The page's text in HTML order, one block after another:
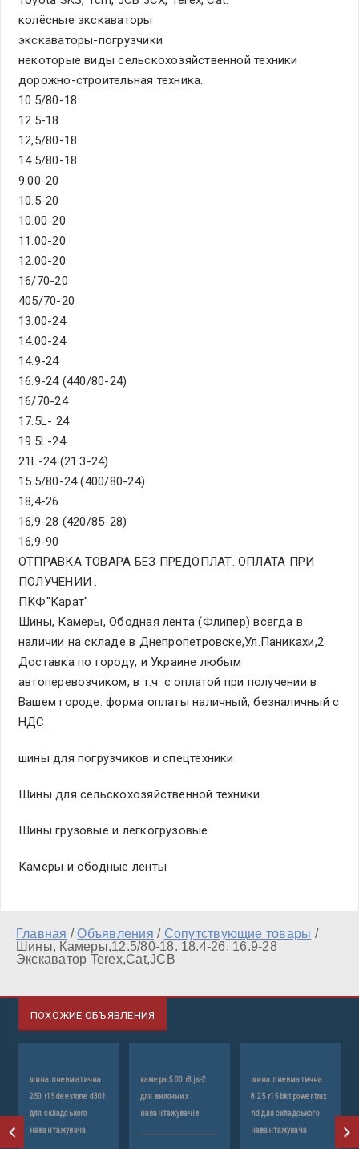
колёсные экскаваторы
экскаваторы-погрузчики
некоторые виды сельскохозяйственной техники
дорожно-строительная техника.
10.5/80-18
12.5-18
12,5/80-18
14.5/80-18
9.00-20
10.5-20
10.00-20
11.00-20
12.00-20
16/70-20
405/70-20
13.00-24
14.00-24
14.9-24
16.9-24 (440/80-24)
16/70-24
17.5L- 24
19.5L-24
21L-24 (21.3-24)
15.5/80-24 (400/80-24)
18,4-26
16,9-28 (420/85-28)
16,9-90
ОТПРАВКА ТОВАРА БЕЗ ПРЕДОПЛАТ. ОПЛАТА ПРИ
ПОЛУЧЕНИИ .
ПКФ"Карат"
Шины, Камеры, Ободная лента (Флипер) всегда в
наличии на складе в Днепропетровске,Ул.Паникахи,2
Доставка по городу, и Украине любым
автоперевозчиком, в т.ч. с оплатой при получении в
Вашем городе. форма оплаты наличный, безналичный с
НДС.
шины для погрузчиков и спецтехники
Шины для сельскохозяйственной техники
Шины грузовые и легкогрузовые
Камеры и ободные ленты
Главная / Объявления / Сопутствующие товары /
Шины, Камеры,12.5/80-18. 18.4-26. 16.9-28
Экскаватор Terex,Cat,JCB
ПОХОЖИЕ ОБЪЯВЛЕНИЯ
шина пневматична
250 r15 deestone d301
для складського
навантажувача
камера 5.00 r8 js-2
для вилочних
навантажувачів
шина пневматична
8.25 r15 bkt power trax
hd для складського
навантажувача